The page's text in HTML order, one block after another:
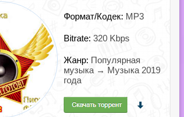
Формат/Кодек: MP3
Bitrate: 320 Kbps
Жанр: Популярная
музыка → Музыка 2019
года